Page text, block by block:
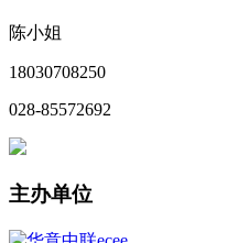
陈小姐
18030708250
028-85572692
主办单位